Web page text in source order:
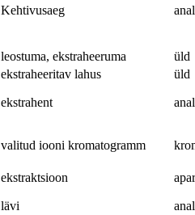
Kehtivusaeg
leostuma, ekstraheeruma
üld
ekstraheeritav lahus üld
ekstrahent
valitud iooni kromatogramm
ekstraktsioon
lävi